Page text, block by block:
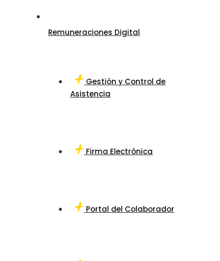
Remuneraciones Digital
Gestión y Control de
Asistencia
Firma Electrónica
Portal del Colaborador